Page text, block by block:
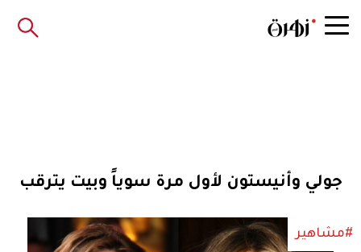
جولي وأنيستون لأول مرة سوياً وبيت يترقب
#مشاهير